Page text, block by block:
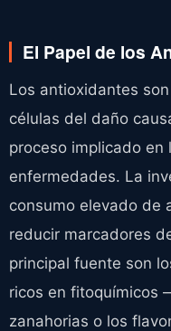
El Papel de los
Los antioxidantes
células del daño
proceso implicado en
enfermedades. La
consumo elevado de
reducir marcadores
principal fuente son
ricos en fitoquímicos
zanahorias o los